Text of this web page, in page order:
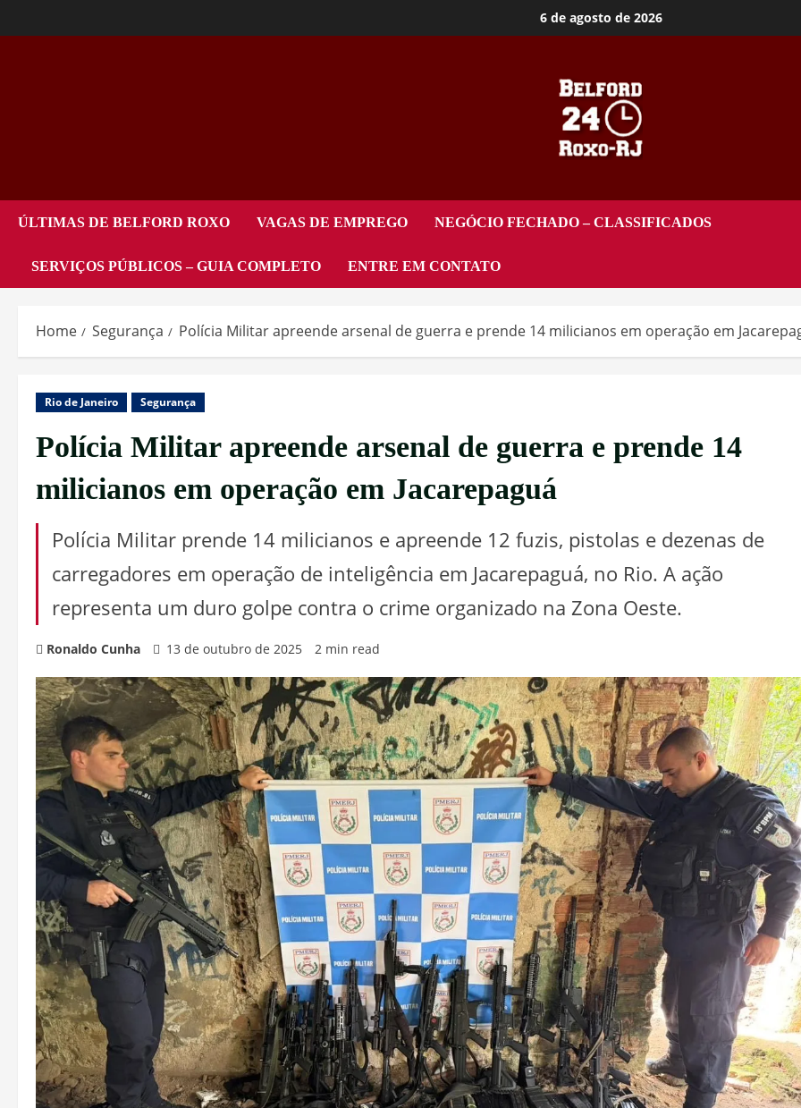
6 de agosto de 2026
ÚLTIMAS DE BELFORD ROXO VAGAS DE EMPREGO NEGÓCIO FECHADO – CLASSIFICADOS
SERVIÇOS PÚBLICOS – GUIA COMPLETO ENTRE EM CONTATO
Home Segurança Polícia Militar apreende arsenal de guerra e prende 14 milicianos em operação em
Rio de Janeiro Segurança
Polícia Militar apreende arsenal de guerra e prende 14
milicianos em operação em Jacarepaguá
Polícia Militar prende 14 milicianos e apreende 12 fuzis, pistolas e dezenas de
carregadores em operação de inteligência em Jacarepaguá, no Rio. A ação
representa um duro golpe contra o crime organizado na Zona Oeste.
Ronaldo Cunha 13 de outubro de 2025 2 min read